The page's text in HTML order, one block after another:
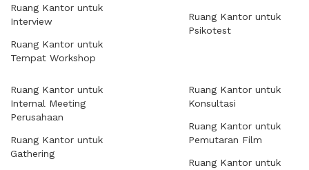
Ruang Kantor untuk
Interview
Ruang Kantor untuk
Tempat Workshop
Ruang Kantor untuk
Psikotest
Ruang Kantor untuk
Internal Meeting
Perusahaan
Ruang Kantor untuk
Gathering
Ruang Kantor untuk
Konsultasi
Ruang Kantor untuk
Pemutaran Film
Ruang Kantor untuk